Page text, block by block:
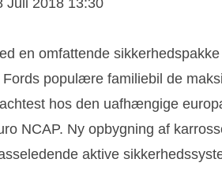
en omfattende
Fords populære familiebil de
hos den uafhængige
NCAP. Ny opbygning af
aktive